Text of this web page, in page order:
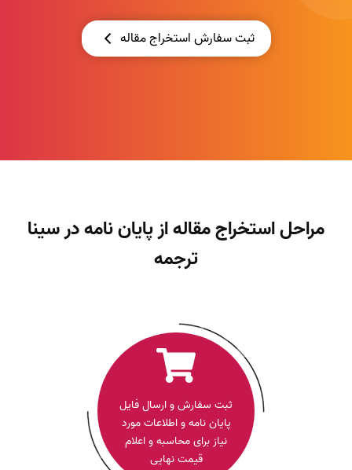
ثبت سفارش استخراج مقاله
مراحل استخراج مقاله از پایان نامه در سینا
ترجمه
ثبت سفارش و ارسال فایل
پایان نامه و اطلاعات مورد
نیاز برای محاسبه و اعلام
قیمت نهایی